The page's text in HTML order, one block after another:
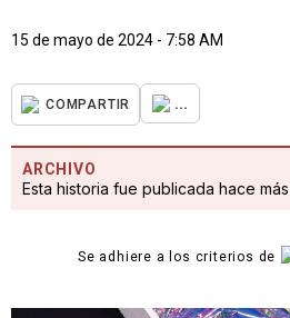
15 de mayo de 2024 - 7:58 AM
COMPARTIR ...
ARCHIVO
Esta historia fue publicada hace
Se adhiere a los criterios de